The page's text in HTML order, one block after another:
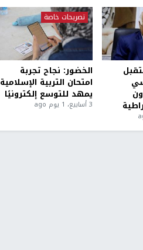
تصريحات خاصة
الخضور: نجاح تجربة
امتحان التربية الإسلامية
يمهد للتوسع إلكترونيًا
3 أسابيع، 1 يوم ago